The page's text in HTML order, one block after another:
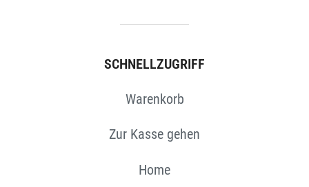
SCHNELLZUGRIFF
Warenkorb
Zur Kasse gehen
Home